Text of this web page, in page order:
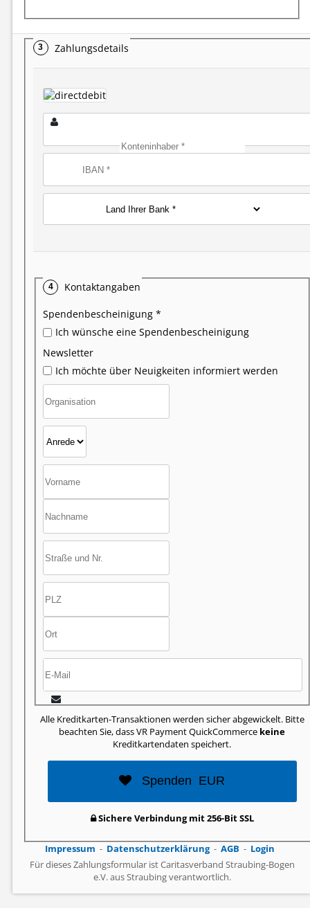
Zahlungsdetails
Kontaktangaben
Spendenbescheinigung *
Ich wünsche eine Spendenbescheinigung
Newsletter
Ich möchte über Neuigkeiten informiert werden
Alle Kreditkarten-Transaktionen werden sicher abgewickelt. Bitte
beachten Sie, dass VR Payment QuickCommerce keine
Kreditkartendaten speichert.
Spenden EUR
Sichere Verbindung mit 256-Bit SSL
Impressum Datenschutzerklärung AGB
Login
Für dieses Zahlungsformular ist Caritasverband Straubing-Bogen
e.V. aus Straubing verantwortlich.